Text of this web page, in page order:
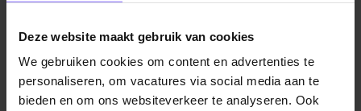
Deze website maakt gebruik van cookies
We gebruiken cookies om content en advertenties te
personaliseren, om vacatures via social media aan te
bieden en om ons websiteverkeer te analyseren. Ook